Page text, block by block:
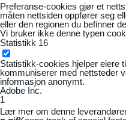
Preferanse-cookies gjør et
måten nettsiden oppfører seg
eller den regionen du befinner
Vi bruker ikke denne typen
Statistikk 16
Statistikk-cookies hjelper eiere
kommuniserer med nettsteder
informasjon anonymt.
Adobe Inc.
1
Lær mer om denne